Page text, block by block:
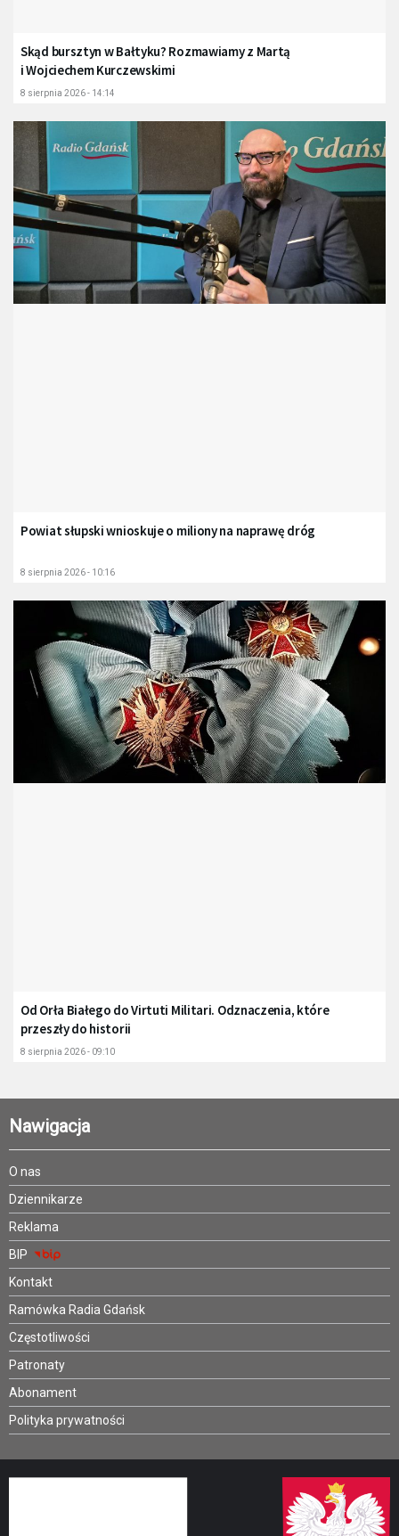
Skąd bursztyn w Bałtyku? Rozmawiamy z Martą
i Wojciechem Kurczewskimi
8 sierpnia 2026 - 14:14
Powiat słupski wnioskuje o miliony na naprawę dróg
8 sierpnia 2026 - 10:16
Od Orła Białego do Virtuti Militari. Odznaczenia, które
przeszły do historii
8 sierpnia 2026 - 09:10
Nawigacja
O nas
Dziennikarze
Reklama
BIP
Kontakt
Ramówka Radia Gdańsk
Częstotliwości
Patronaty
Abonament
Polityka prywatności